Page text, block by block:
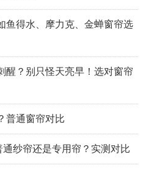
鱼得水、摩力克、金蝉窗帘选
醒？别只怪天亮早！选对窗帘
普通窗帘对比
通纱帘还是专用帘？实测对比